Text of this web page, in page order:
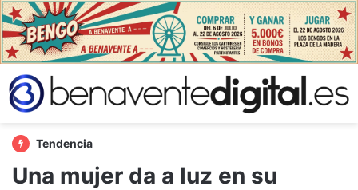
Tendencia
Una mujer da a luz en su